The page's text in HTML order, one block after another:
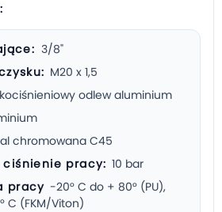
3/8"
M20 x 1,5
odlew aluminium
chromowana C45
ciśnienie pracy: 10 bar
pracy -20° C do + 80° (PU),
C (FKM/Viton)